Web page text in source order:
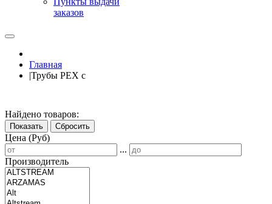
заказов
Главная
|Трубы PEX c
Найдено товаров:
Показать Сбросить
Цена (Руб)
...
Производитель